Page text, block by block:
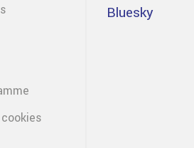
cookies
Bluesky